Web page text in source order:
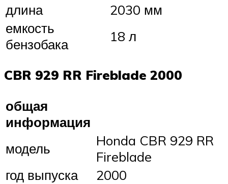
длина
2030 мм
емкость
бензобака
18 л
CBR 929 RR Fireblade 2000
общая
информация
модель
Honda CBR 929 RR
Fireblade
год выпуска
2000